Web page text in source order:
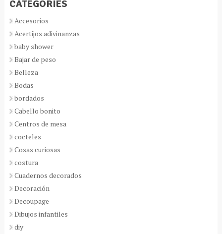
CATEGORIES
Accesorios
Acertijos adivinanzas
baby shower
Bajar de peso
Belleza
Bodas
bordados
Cabello bonito
Centros de mesa
cocteles
Cosas curiosas
costura
Cuadernos decorados
Decoración
Decoupage
Dibujos infantiles
diy